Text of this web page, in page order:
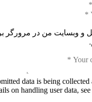
و وبسایت من در مرورگر
data is being collected
on handling user data,